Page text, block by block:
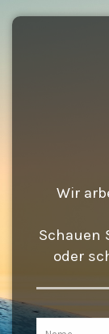
Wir
Schauen
oder